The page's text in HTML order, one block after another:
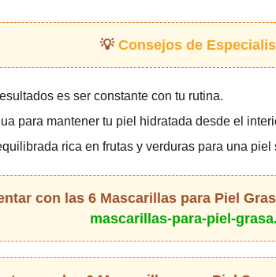
Consejos de
es ser constante con tu rutina.
para mantener tu piel hidratada desde el
rica en frutas y verduras para una piel
con las 6 Mascarillas para Piel
mascarillas-para-piel-